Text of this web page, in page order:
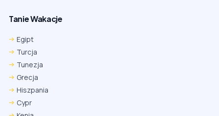
Tanie Wakacje
Egipt
Turcja
Tunezja
Grecja
Hiszpania
Cypr